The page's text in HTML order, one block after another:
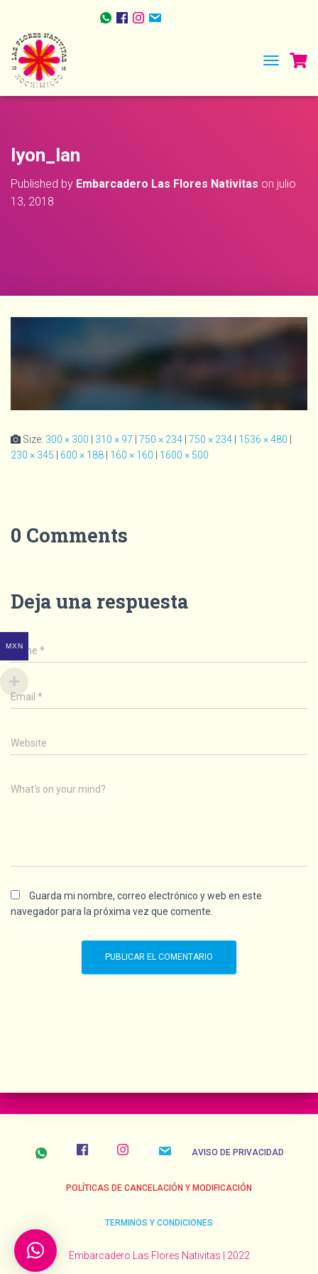
TOGGLE
lyon_lan
Published by Embarcadero Las Flores Nativitas on julio
13, 2018
Size: 300 × 300 310 × 97 750 × 234 750 × 234 1536 × 480
230 × 345
600 × 188 160 × 160 1600 × 500
0 Comments
Deja una respuesta
Name *
Email *
Website
What's on your mind?
Guarda mi nombre, correo electrónico y web en este
navegador para la próxima vez que comente.
AVISO DE PRIVACIDAD
POLÍTICAS DE CANCELACIÓN Y MODIFICACIÓN
TERMINOS Y CONDICIONES
Embarcadero Las Flores Nativitas | 2022
MXN